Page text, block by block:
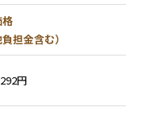
格
負担金含む）
円